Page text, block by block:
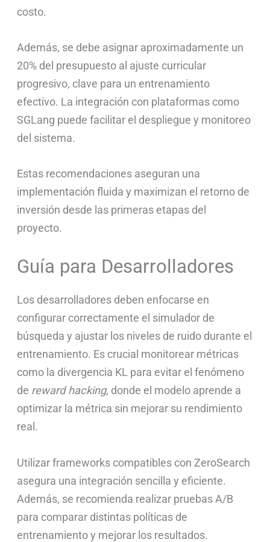
costo.
Además, se debe asignar aproximadamente un
20% del presupuesto al ajuste curricular
progresivo, clave para un entrenamiento
efectivo. La integración con plataformas como
SGLang puede facilitar el despliegue y monitoreo
del sistema.
Estas recomendaciones aseguran una
implementación fluida y maximizan el retorno de
inversión desde las primeras etapas del
proyecto.
Guía para Desarrolladores
Los desarrolladores deben enfocarse en
configurar correctamente el simulador de
búsqueda y ajustar los niveles de ruido durante el
entrenamiento. Es crucial monitorear métricas
como la divergencia KL para evitar el fenómeno
de reward hacking, donde el modelo aprende a
optimizar la métrica sin mejorar su rendimiento
real.
Utilizar frameworks compatibles con ZeroSearch
asegura una integración sencilla y eficiente.
Además, se recomienda realizar pruebas A/B
para comparar distintas políticas de
entrenamiento y mejorar los resultados.